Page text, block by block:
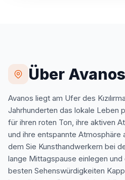
Über Avanos
Avanos liegt am Ufer des
Jahrhunderten das lokale Leben
für ihren roten Ton, ihre aktiven
und ihre entspannte Atmosphäre
dem Sie Kunsthandwerkern bei
lange Mittagspause einlegen
besten Sehenswürdigkeiten